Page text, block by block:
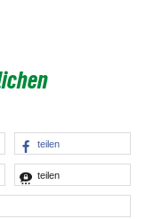
teilen
teilen